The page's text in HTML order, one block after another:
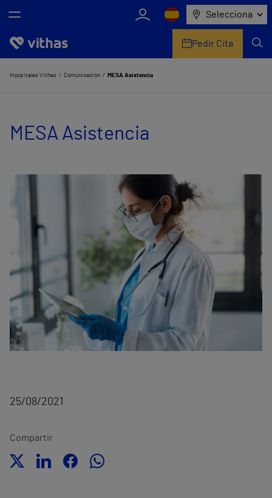
Selecciona
Nosotros
Servicios de salud
Pedir Cita
Hospitales Vithas Comunicación MESA Asistencia
MESA Asistencia
25/08/2021
Compartir